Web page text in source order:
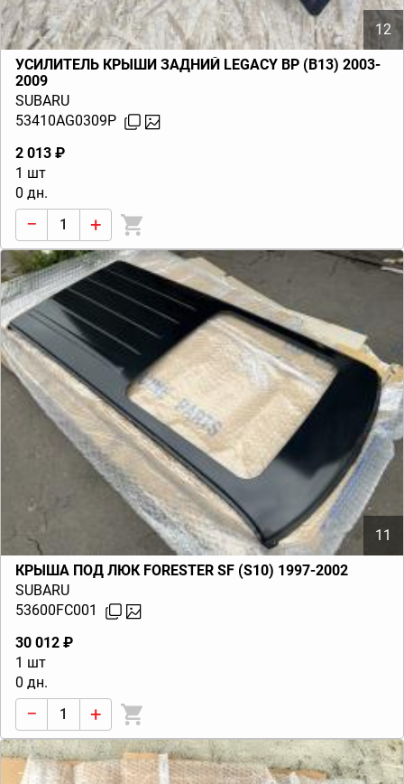
12
УСИЛИТЕЛЬ КРЫШИ ЗАДНИЙ LEGACY BP (B13) 2003-
2009
SUBARU
53410AG0309P
2 013 ₽
1 шт
0 дн.
− +
11
КРЫША ПОД ЛЮК FORESTER SF (S10) 1997-2002
SUBARU
53600FC001
30 012 ₽
1 шт
0 дн.
− +